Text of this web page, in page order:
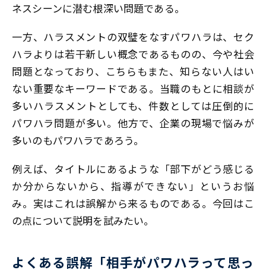
ネスシーンに潜む根深い問題である。
一方、ハラスメントの双璧をなすパワハラは、セク
ハラよりは若干新しい概念であるものの、今や社会
問題となっており、こちらもまた、知らない人はい
ない重要なキーワードである。当職のもとに相談が
多いハラスメントとしても、件数としては圧倒的に
パワハラ問題が多い。他方で、企業の現場で悩みが
多いのもパワハラであろう。
例えば、タイトルにあるような「部下がどう感じる
か分からないから、指導ができない」というお悩
み。実はこれは誤解から来るものである。今回はこ
の点について説明を試みたい。
よくある誤解「相手がパワハラって思っ